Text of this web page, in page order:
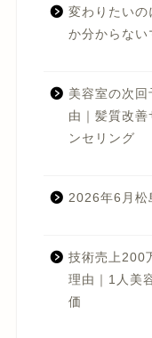
変わりたいの
か分からない
美容室の次
由｜髪質改善
ンセリング
2026年6月松
技術売上200
理由｜1人美
価